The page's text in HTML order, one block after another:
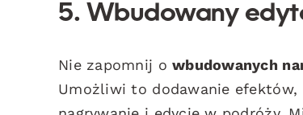
5. Wbudowany
Nie zapomnij owbudowanych
Umożliwi to dodawanie